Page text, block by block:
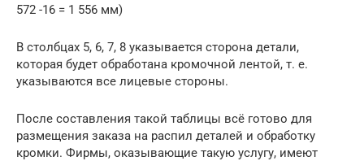
572 -16 = 1 556 мм)
В столбцах 5, 6, 7, 8 указывается сторона детали,
которая будет обработана кромочной лентой, т. е.
указываются все лицевые стороны.
После составления такой таблицы всё готово для
размещения заказа на распил деталей и обработку
кромки. Фирмы, оказывающие такую услугу, имеют